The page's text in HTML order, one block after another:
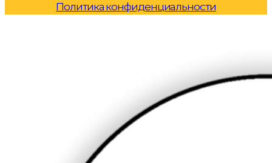
Политика конфиденциальности